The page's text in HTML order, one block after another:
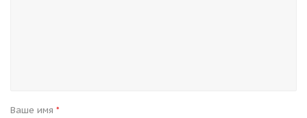
Ваше имя *